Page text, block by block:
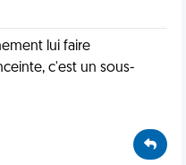
lui faire
c'est un sous-